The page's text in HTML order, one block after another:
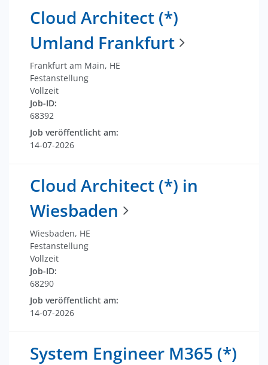
Cloud Architect (*)
Umland Frankfurt
Frankfurt am Main, HE
Festanstellung
Vollzeit
Job-ID:
68392
Job veröffentlicht am:
14-07-2026
Cloud Architect (*) in
Wiesbaden
Wiesbaden, HE
Festanstellung
Vollzeit
Job-ID:
68290
Job veröffentlicht am:
14-07-2026
System Engineer M365 (*)